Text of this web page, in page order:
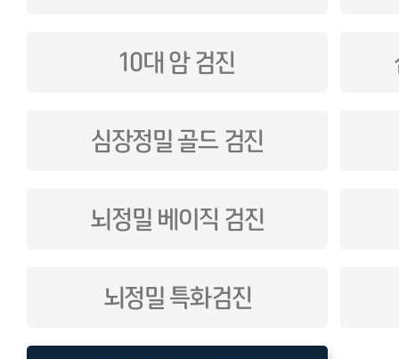
10대 암 검진
심장정밀 골드 검진
뇌정밀 베이직 검진
뇌정밀 특화검진